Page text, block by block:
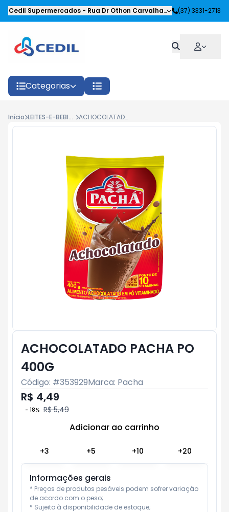
Cedil Supermercados- Rua Dr Othon Carvalhaes Siqueira,Oliveira
(37) 3331-2713
Categorias
Início LEITES-E-BEBIDAS LACTEAS ACHOCOLATADO PACHA PO 400G
ACHOCOLATADO PACHA PO
400G
Código: #353929Marca: Pacha
R$ 4,49
- 18% R$ 5,49
Adicionar ao carrinho
+3 +5 +10 +20
Informações gerais
* Preços de produtos pesáveis podem sofrer variação
de acordo com o peso;
* Sujeito à disponibilidade de estoque;